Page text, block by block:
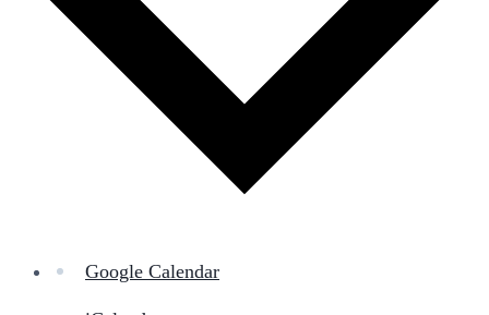
Google Calendar